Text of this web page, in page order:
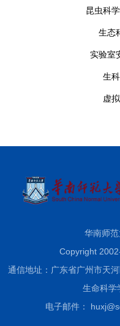
昆虫科
生态
实验室
生
虚
华南师
Copyright
通信地址：广东省广州市天
生命科学
电子邮件：